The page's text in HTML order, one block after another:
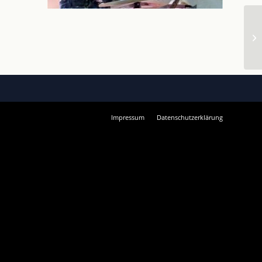
Impressum Datenschutzerklärung